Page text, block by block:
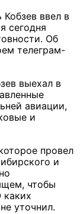
ввел в
сегодня
Об
телеграм-
выехал в
авиации,
и
провел
и
чтобы
уточнил.